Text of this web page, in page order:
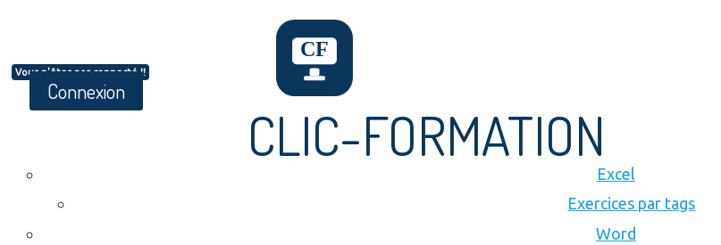
Vous n'êtes pas connecté !!
Connexion
CLIC-FORMATION
Excel
Exercices par tags
Word